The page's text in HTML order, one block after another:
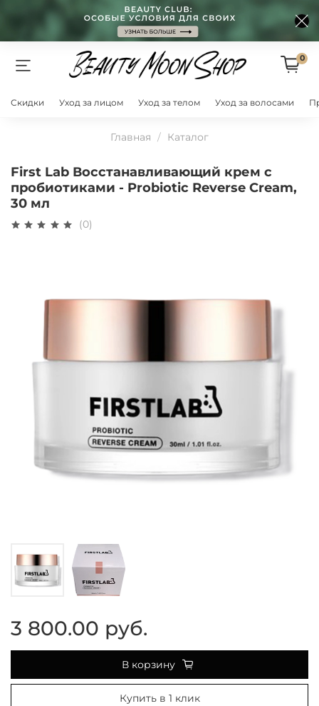
0
Скидки Уход за лицом Уход за телом Уход за волосами
Главная Каталог
First Lab Восстанавливающий крем с
пробиотиками - Probiotic Reverse Cream,
30 мл
(0)
3 800.00 руб.
В корзину
Купить в 1 клик